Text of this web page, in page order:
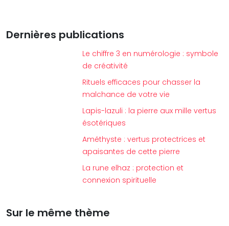
Dernières publications
Le chiffre 3 en numérologie : symbole
de créativité
Rituels efficaces pour chasser la
malchance de votre vie
Lapis-lazuli : la pierre aux mille vertus
ésotériques
Améthyste : vertus protectrices et
apaisantes de cette pierre
La rune elhaz : protection et
connexion spirituelle
Sur le même thème